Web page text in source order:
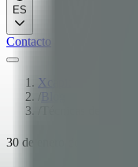
ES
Contacto
Xcapit
30 de enero de 2026